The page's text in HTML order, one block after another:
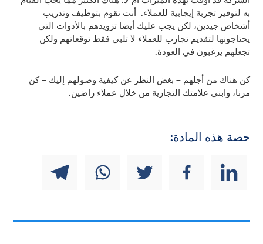
به لتوفير تجربة إيجابية للعملاء. أنت تقوم بتوظيف وتدريب
أشخاص جيدين، لكن يجب عليك أيضا تزويدهم بالأدوات التي
يحتاجونها لتقديم تجارب للعملاء لا تلبي فقط توقعاتهم ولكن
تجعلهم يرغبون في العودة.
كن هناك من أجلهم – بغض النظر عن كيفية وصولهم إليك – كن
مرنا، وابني علامتك التجارية من خلال عملاء راضين.
حصة هذه المادة: